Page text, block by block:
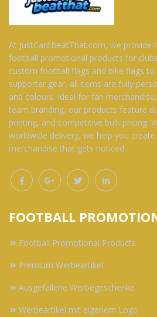
At JustCantBeatThat.com, we provide
football promotional products for
custom football flags and bike flags to
supporter gear, all items are fully
and colours. Ideal for fan
team branding, our products feature
printing, and competitive bulk pricing.
worldwide delivery, we help you
merchandise that gets noticed.
FOOTBALL
Football Promotional Products
Premium Werbeartikel
Ausgefallene Werbegeschenke
Werbeartikel mit eigenem Logo